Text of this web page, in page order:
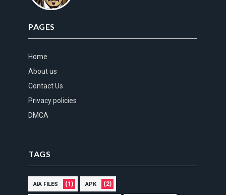
PAGES
Home
About us
Contact Us
Privacy policies
DMCA
TAGS
AIA FILES (1) APK (2)